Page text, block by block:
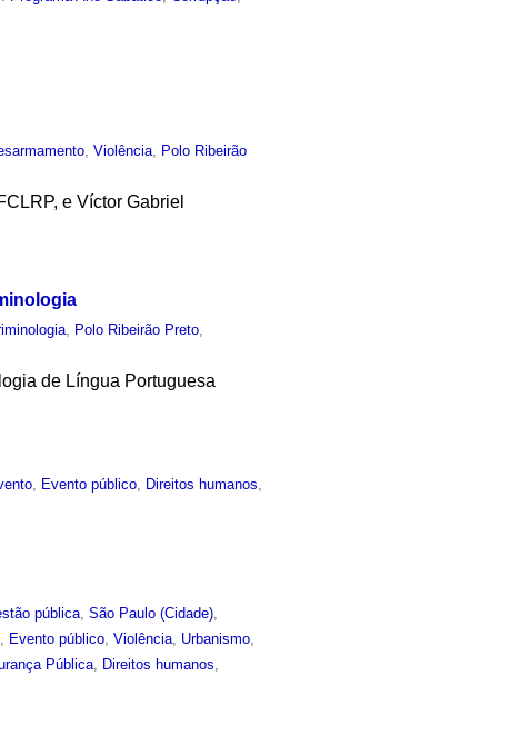
,Violência Polo Ribeirão
e Víctor Gabriel
, Polo Ribeirão Preto,
de Língua Portuguesa
Evento público Direitos humanos
pública ,São Paulo (Cidade)
Evento público ,Violência Urbanismo
Pública Direitos humanos